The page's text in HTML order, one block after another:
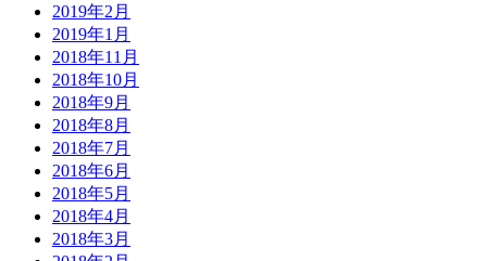
2019年2月
2019年1月
2018年11月
2018年10月
2018年9月
2018年8月
2018年7月
2018年6月
2018年5月
2018年4月
2018年3月